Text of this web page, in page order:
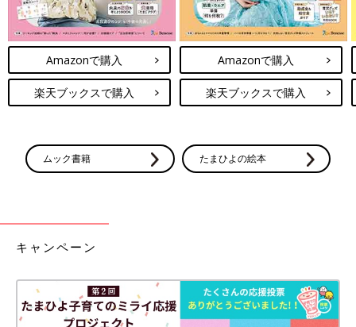
Amazonで購入
楽天ブックスで購入
Amazonで購入
楽天ブックスで購入
ムック書籍 たまひよの絵本
キャンペーン